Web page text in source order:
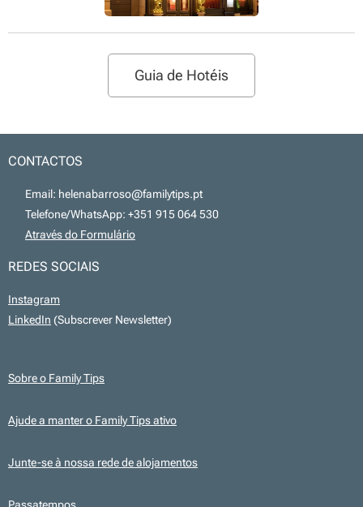
Guia de Hotéis
CONTACTOS
📧 Email: helenabarroso@familytips.pt
📞 Telefone/WhatsApp: +351 915 064 530
Através do Formulário
REDES SOCIAIS
Instagram
LinkedIn (Subscrever Newsletter)
Sobre o Family Tips
Ajude a manter o Family Tips ativo
Junte-se à nossa rede de alojamentos